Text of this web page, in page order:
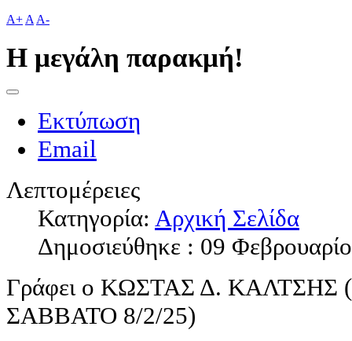
A+ A A-
Η μεγάλη παρακμή!
Εκτύπωση
Email
Λεπτομέρειες
Κατηγορία: Αρχική Σελίδα
Δημοσιεύθηκε : 09
Γράφει ο ΚΩΣΤΑΣ Δ.
ΣΑΒΒΑΤΟ 8/2/25)